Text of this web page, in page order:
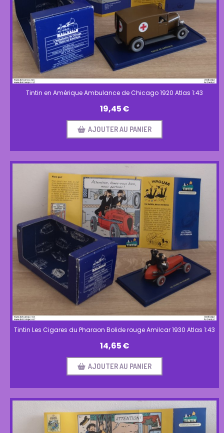
Tintin en Amérique Ambulance de Chicago 1920 Atlas 1:43
19,45€
AJOUTER AU PANIER
Tintin Les Cigares du Pharaon Bolide rouge Amilcar 1930 Atlas 1:43
14,65€
AJOUTER AU PANIER